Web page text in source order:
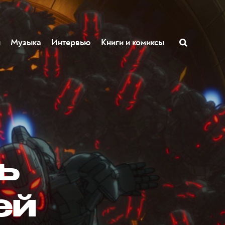
Музыка Интервью Книги и комиксы